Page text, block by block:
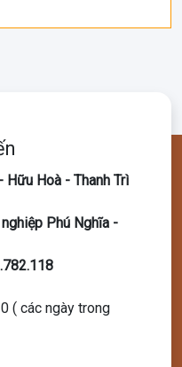
Hoà - Thanh Trì
nghiệp Phú Nghĩa -
( các ngày trong